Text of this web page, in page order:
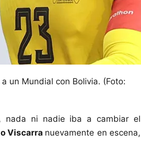
un Mundial con Bolivia. (Foto:
nada ni nadie iba a cambiar el
Viscarra nuevamente en escena,